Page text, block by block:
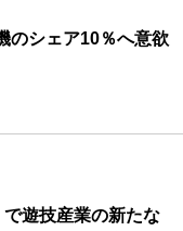
のシェア10％へ意欲
で遊技産業の新たな